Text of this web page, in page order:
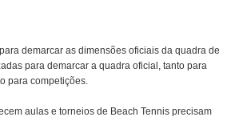
demarcar as dimensões oficiais da quadra de
para demarcar a quadra oficial, tanto para
para competições.
aulas e torneios de Beach Tennis precisam